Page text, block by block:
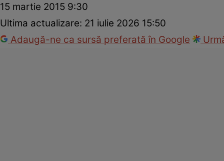
15 martie 2015 9:30
Ultima actualizare: 21 iulie 2026 15:50
Adaugă-ne ca sursă preferată în Google